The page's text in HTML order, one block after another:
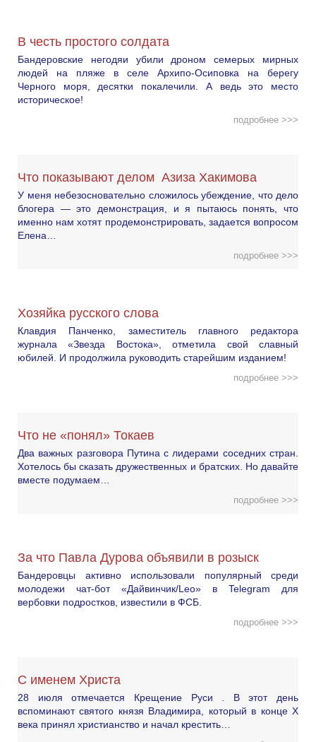
В честь простого солдата
Бандеровские негодяи убили дроном семерых мирных
людей на пляже в селе Архипо-Осиповка на берегу
Черного моря, десятки покалечили. А ведь это место
историческое!
подробнее >>>
Что показывают делом Азиза Хакимова
У меня небезосновательно сложилось убеждение, что дело
блогера — это демонстрация, и я пытаюсь понять, что
именно нам хотят продемонстрировать, задается вопросом
Елена…
подробнее >>>
Хозяйка русского слова
Клавдия Панченко, заместитель главного редактора
журнала «Звезда Востока», отметила свой славный
юбилей. И продолжила руководить старейшим изданием!
подробнее >>>
Что не «понял» Токаев
Два важных разговора Путина с лидерами соседних стран.
Хотелось бы сказать дружественных и братских. Но давайте
вместе подумаем…
подробнее >>>
За что Павла Дурова объявили в розыск
Бандеровцы активно использовали популярный среди
молодежи чат-бот «Дайвинчик/Leo» в Telegram для
вербовки подростков, известили в ФСБ.
подробнее >>>
С именем Христа
28 июля отмечается Крещение Руси . В этот день
вспоминают святого князя Владимира, который в конце X
века принял христианство и начал крестить…